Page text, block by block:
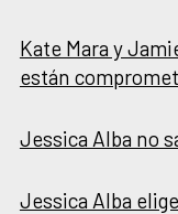
Kate Mara y
están
Jessica Alba no
Jessica Alba